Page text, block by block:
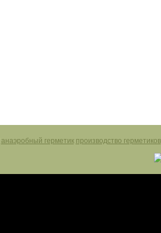
анаэробный герметик производство герметиков